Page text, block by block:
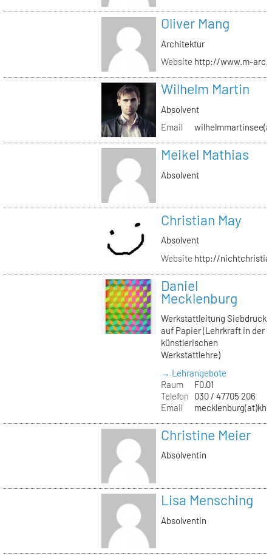
Oliver Mang
Architektur
Website http://www.m-
Wilhelm Martin
Absolvent
Email
Meikel Mathias
Absolvent
Christian May
Absolvent
Website http://
Daniel
Mecklenburg
Werkstattleitung Siebdruck
auf Papier (Lehrkraft in der
künstlerischen
Werkstattlehre)
→ Lehrangebote
Raum
F0.01
Telefon
030 / 47705 206
Email
Christine Meier
Absolventin
Lisa Mensching
Absolventin